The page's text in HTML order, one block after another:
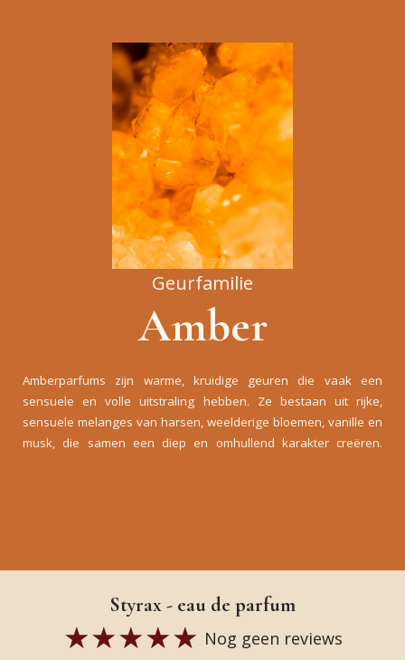
Geurfamilie
Amber
Amberparfums zijn warme, kruidige geuren die vaak een
sensuele en volle uitstraling hebben. Ze bestaan uit rijke,
sensuele melanges van harsen, weelderige bloemen, vanille en
musk, die samen een diep en omhullend karakter creëren.
Styrax - eau de parfum
Nog geen reviews